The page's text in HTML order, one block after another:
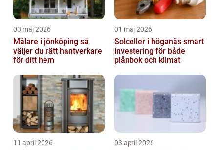
03 maj 2026
Målare i jönköping så
väljer du rätt hantverkare
för ditt hem
01 maj 2026
Solceller i höganäs smart
investering för både
plånbok och klimat
11 april 2026 03 april 2026